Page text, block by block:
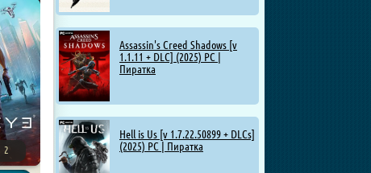
Assassin's Creed Shadows [v
1.1.11 + DLC] (2025) PC |
Пиратка
Hell is Us [v 1.7.22.50899 + DLCs]
(2025) PC | Пиратка
2